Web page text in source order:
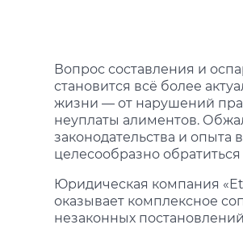
Вопрос составления и
становится всё более
жизни — от нарушений
неуплаты алиментов.
законодательства и опыта
целесообразно
Юридическая компания
оказывает комплексное
незаконных